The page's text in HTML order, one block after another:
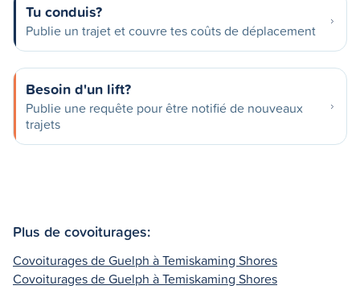
Tu conduis?
Publie un trajet et couvre tes coûts de déplacement
Besoin d'un lift?
Publie une requête pour être notifié de nouveaux
trajets
Plus de covoiturages:
Covoiturages de Guelph à Temiskaming Shores
Covoiturages de Guelph à Temiskaming Shores